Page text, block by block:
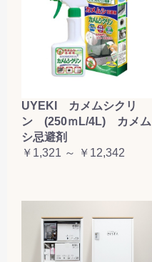
UYEKI カメムシクリ
ン (250ｍL/4L) カメム
シ忌避剤
￥1,321 ～ ￥12,342